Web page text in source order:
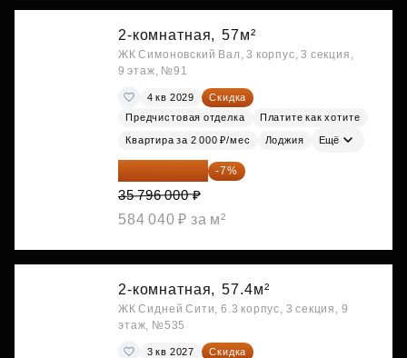
2-комнатная, 57м²
ЖК Симоновский Вал, 3 корпус, 3 секция,
9 этаж, №91
4 кв 2029
Скидка
Предчистовая отделка
Платите как хотите
Квартира за 2 000 ₽/мес Лоджия Ещё
33 290 280 ₽ -7%
35 796 000 ₽
584 040 ₽ за м²
2-комнатная, 57.4м²
ЖК Сидней Сити, 6.3 корпус, 3 секция, 9
этаж, №535
3 кв 2027
Скидка